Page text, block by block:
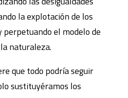
la explotación de los
el modelo de
naturaleza.
que todo podría seguir
sustituyéramos los